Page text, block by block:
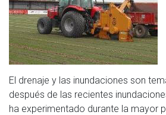
El drenaje y las inundaciones son
después de las recientes
ha experimentado durante la mayor